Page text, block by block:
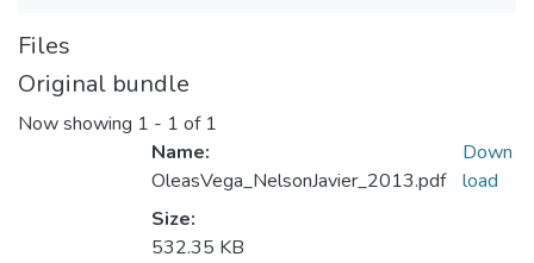
Files
Original bundle
Now showing 1 - 1 of 1
Name:
OleasVega_NelsonJavier_2013.pdf
Size:
532.35 KB
Down
load